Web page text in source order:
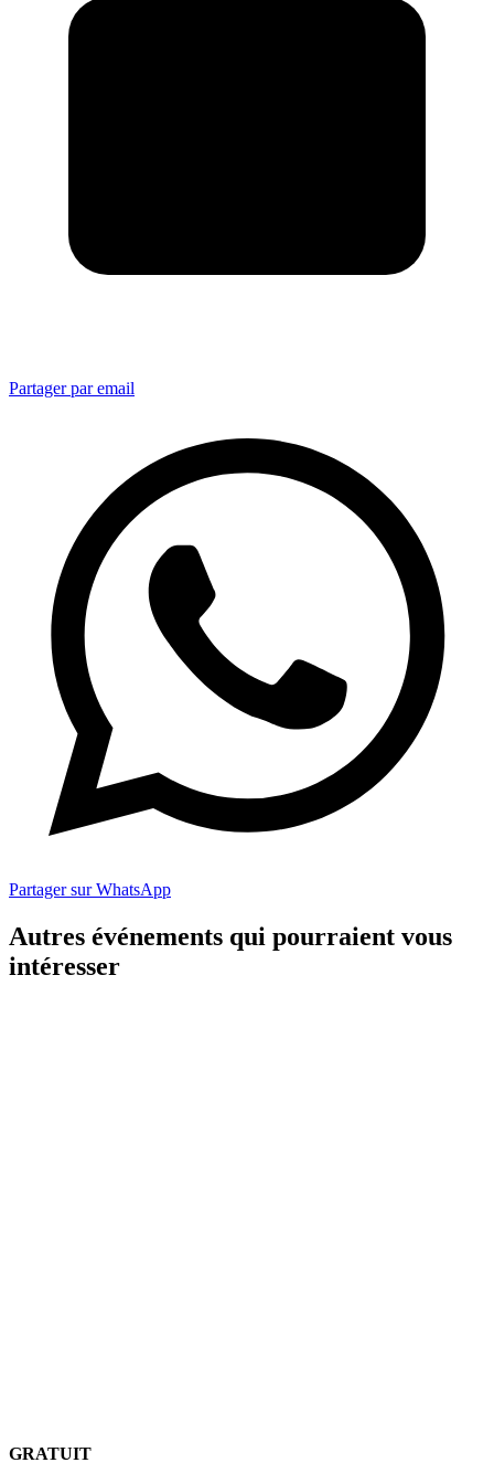
Partager par email
Partager sur WhatsApp
Autres événements qui pourraient vous
intéresser
GRATUIT